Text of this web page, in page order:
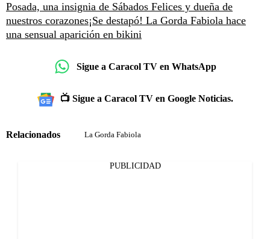
Posada, una insignia de Sábados Felices y dueña de
nuestros corazones¡Se destapó! La Gorda Fabiola hace
una sensual aparición en bikini
Sigue a Caracol TV en WhatsApp
📺 Sigue a Caracol TV en Google Noticias.
Relacionados La Gorda Fabiola
PUBLICIDAD